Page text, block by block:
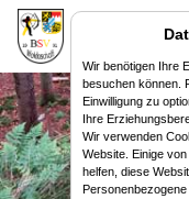
Wir benötigen Ihre
besuchen können.
Einwilligung zu
Ihre
Wir verwenden
Website. Einige
helfen, diese